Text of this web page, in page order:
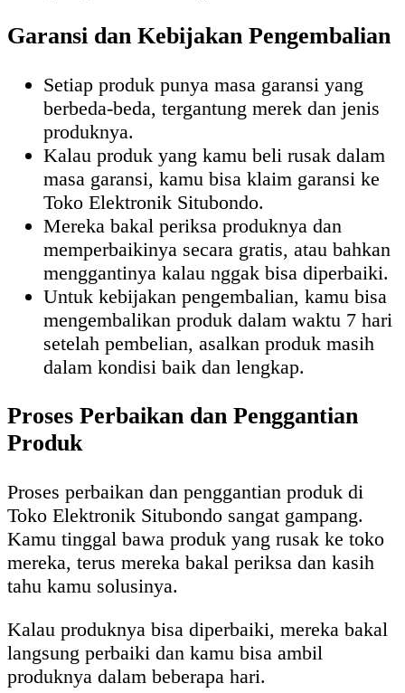
Garansi dan Kebijakan Pengembalian
Setiap produk punya masa garansi yang
berbeda-beda, tergantung merek dan jenis
produknya.
Kalau produk yang kamu beli rusak dalam
masa garansi, kamu bisa klaim garansi ke
Toko Elektronik Situbondo.
Mereka bakal periksa produknya dan
memperbaikinya secara gratis, atau bahkan
menggantinya kalau nggak bisa diperbaiki.
Untuk kebijakan pengembalian, kamu bisa
mengembalikan produk dalam waktu 7 hari
setelah pembelian, asalkan produk masih
dalam kondisi baik dan lengkap.
Proses Perbaikan dan Penggantian
Produk
Proses perbaikan dan penggantian produk di
Toko Elektronik Situbondo sangat gampang.
Kamu tinggal bawa produk yang rusak ke toko
mereka, terus mereka bakal periksa dan kasih
tahu kamu solusinya.
Kalau produknya bisa diperbaiki, mereka bakal
langsung perbaiki dan kamu bisa ambil
produknya dalam beberapa hari.